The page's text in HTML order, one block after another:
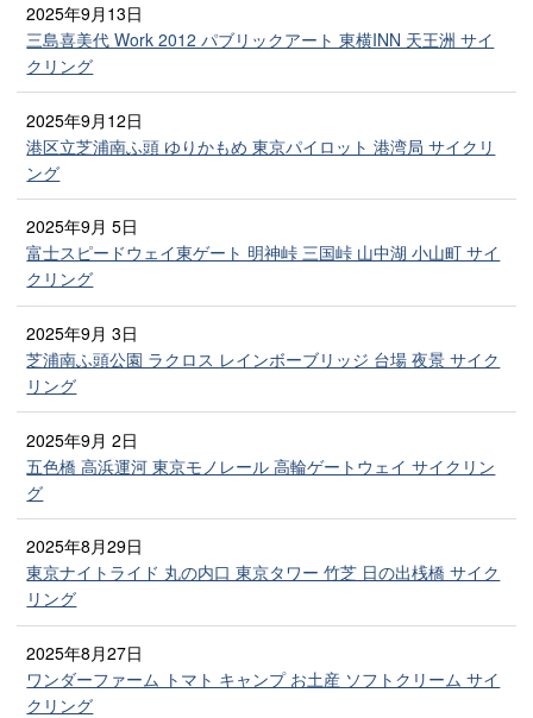
2025年9月13日
三島喜美代 Work 2012 パブリックアート 東横INN 天王洲 サイ
クリング
2025年9月12日
港区立芝浦南ふ頭 ゆりかもめ 東京パイロット 港湾局 サイクリ
ング
2025年9月 5日
富士スピードウェイ東ゲート 明神峠 三国峠 山中湖 小山町 サイ
クリング
2025年9月 3日
芝浦南ふ頭公園 ラクロス レインボーブリッジ 台場 夜景 サイク
リング
2025年9月 2日
五色橋 高浜運河 東京モノレール 高輪ゲートウェイ サイクリン
グ
2025年8月29日
東京ナイトライド 丸の内口 東京タワー 竹芝 日の出桟橋 サイク
リング
2025年8月27日
ワンダーファーム トマト キャンプ お土産 ソフトクリーム サイ
クリング